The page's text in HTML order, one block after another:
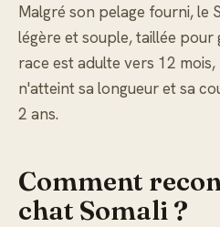
Malgré son pelage fourni, le
légère et souple, taillée pour
race est adulte vers 12 mois,
n'atteint sa longueur et sa
2 ans.
Comment
chat Somali ?